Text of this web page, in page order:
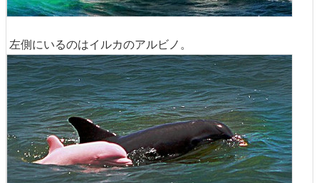
左側にいるのはイルカのアルビノ。